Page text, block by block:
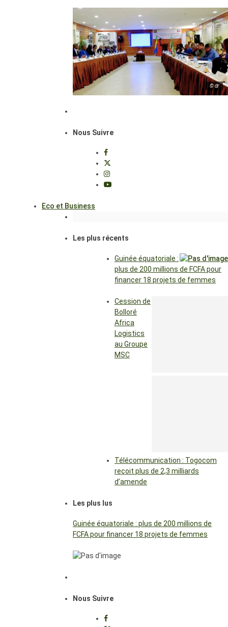
© dr
Nous Suivre
Eco et Business
Les plus récents
Guinée équatoriale :
plus de 200 millions de FCFA pour
financer 18 projets de femmes
Cession de
Bolloré
Africa
Logistics
au Groupe
MSC
Télécommunication : Togocom
reçoit plus de 2,3 milliards
d’amende
Les plus lus
Guinée équatoriale : plus de 200 millions de
FCFA pour financer 18 projets de femmes
Nous Suivre